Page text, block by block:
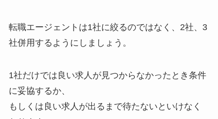
転職エージェントは1社に絞るのではなく、2社、3
社併用するようにしましょう。
1社だけでは良い求人が見つからなかったとき条件
に妥協するか、
もしくは良い求人が出るまで待たないといけなく